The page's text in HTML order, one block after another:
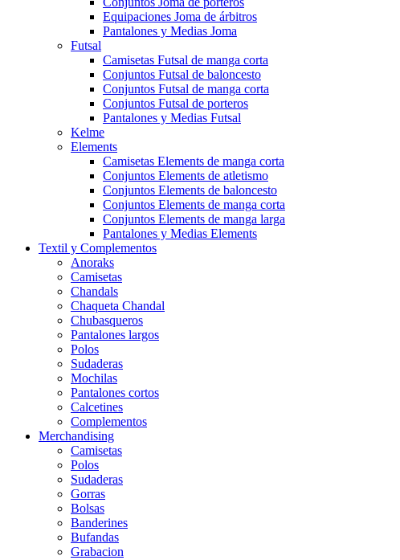
Equipaciones Joma de árbitros
Pantalones y Medias Joma
Futsal
Camisetas Futsal de manga corta
Conjuntos Futsal de baloncesto
Conjuntos Futsal de manga corta
Conjuntos Futsal de porteros
Pantalones y Medias Futsal
Kelme
Elements
Camisetas Elements de manga corta
Conjuntos Elements de atletismo
Conjuntos Elements de baloncesto
Conjuntos Elements de manga corta
Conjuntos Elements de manga larga
Pantalones y Medias Elements
Textil y Complementos
Anoraks
Camisetas
Chandals
Chaqueta Chandal
Chubasqueros
Pantalones largos
Polos
Sudaderas
Mochilas
Pantalones cortos
Calcetines
Complementos
Merchandising
Camisetas
Polos
Sudaderas
Gorras
Bolsas
Banderines
Bufandas
Grabacion